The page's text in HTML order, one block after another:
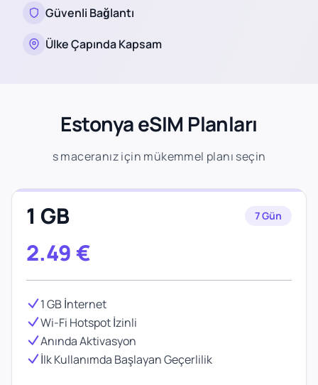
Güvenli Bağlantı
Ülke Çapında Kapsam
Estonya eSIM Planları
s maceranız için mükemmel planı seçin
1 GB 7 Gün
2.49 €
1 GB İnternet
Wi-Fi Hotspot İzinli
Anında Aktivasyon
İlk Kullanımda Başlayan Geçerlilik